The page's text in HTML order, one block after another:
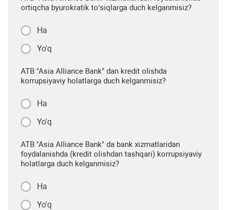
ortiqcha byurokratik to‘siqlarga duch kelganmisiz?
Ha
Yo'q
ATB "Asia Alliance Bank" dan kredit olishda
korrupsiyaviy holatlarga duch kelganmisiz?
Ha
Yo'q
ATB "Asia Alliance Bank" da bank xizmatlaridan
foydalanishda (kredit olishdan tashqari) korrupsiyaviy
holatlarga duch kelganmisiz?
Ha
Yo'q